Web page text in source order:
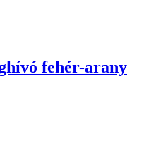
fehér-arany